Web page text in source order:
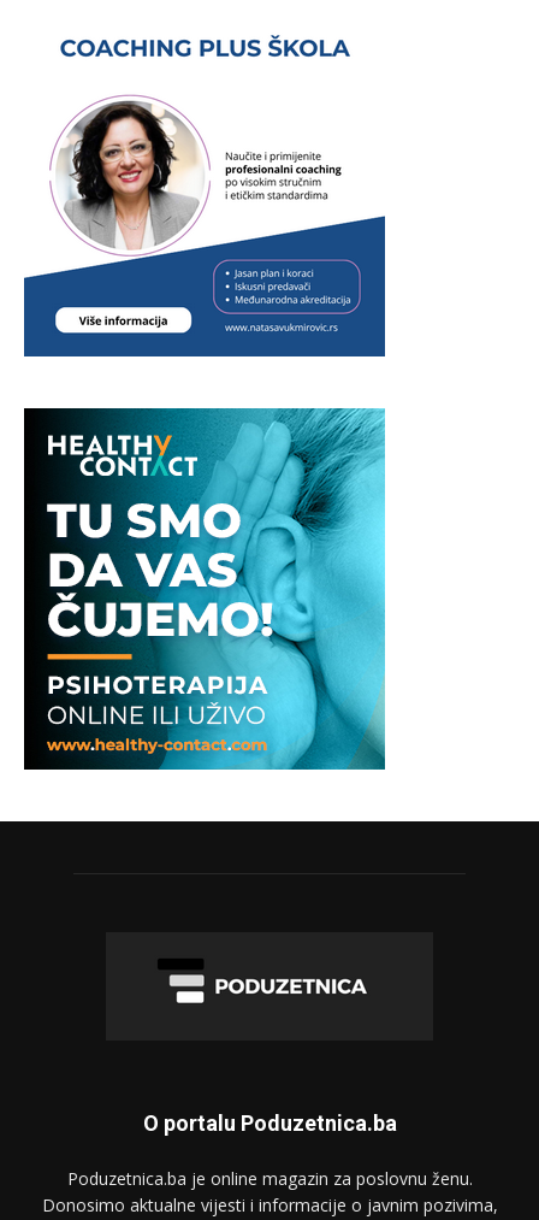
O portalu Poduzetnica.ba
Poduzetnica.ba je online magazin za poslovnu ženu.
Donosimo aktualne vijesti i informacije o javnim pozivima,